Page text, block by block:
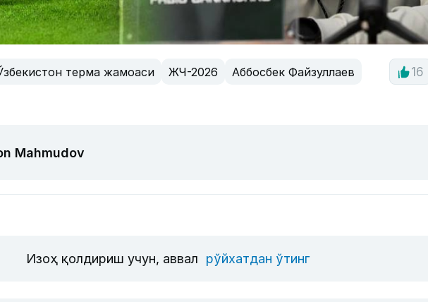
терма жамоаси ЖЧ-2026
Аббосбек Файзуллаев
16
Mahmudov
Изоҳ қолдириш учун, аввал рўйхатдан ўтинг